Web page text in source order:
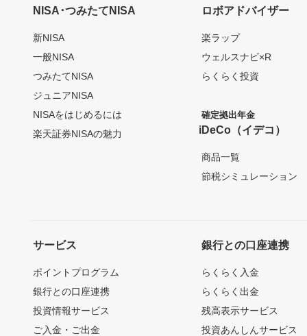
NISA･つみたてNISA
新NISA
一般NISA
つみたてNISA
ジュニアNISA
NISAをはじめるには
楽天証券NISAの魅力
ロボアドバイザー
楽ラップ
ウェルスナビ×R
らくらく投資
確定拠出年金
iDeCo（イデコ）
商品一覧
節税シミュレーション
サービス
ポイントプログラム
銀行との口座連携
投資情報サービス
ご入金・ご出金
銀行との口座連携
らくらく入金
らくらく出金
残高表示サービス
投資あんしんサービス